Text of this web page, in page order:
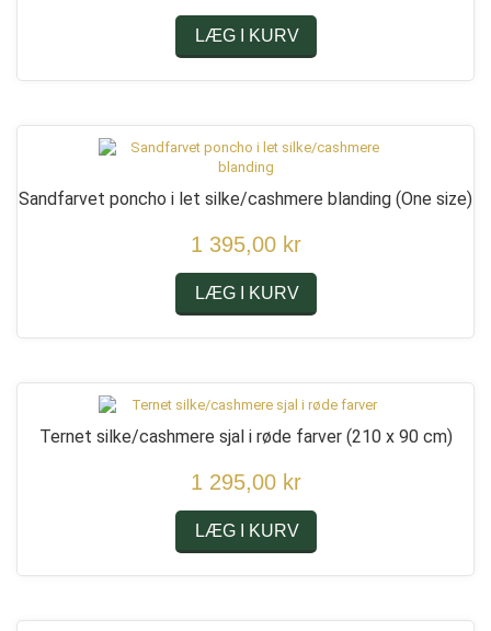
LÆG I KURV
Sandfarvet poncho i let silke/cashmere blanding (One size)
1 395,00 kr
LÆG I KURV
Ternet silke/cashmere sjal i røde farver (210 x 90 cm)
1 295,00 kr
LÆG I KURV